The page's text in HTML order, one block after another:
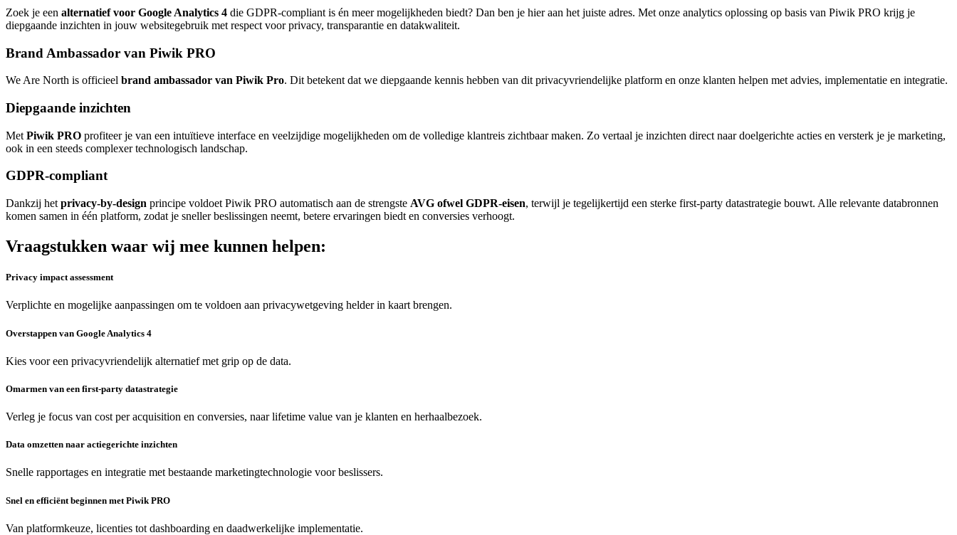
Zoek je een alternatief voor Google Analytics 4 die GDPR-compliant is én meer mogelijkheden biedt? Dan ben je hier aan het juiste adres. Met onze analytics oplossing op basis van Piwik PRO krijg je
diepgaande inzichten in jouw websitegebruik met respect voor privacy, transparantie en datakwaliteit.
Brand Ambassador van Piwik PRO
We Are North is officieel brand ambassador van Piwik Pro. Dit betekent dat we diepgaande kennis hebben van dit privacyvriendelijke platform en onze klanten helpen met advies, implementatie en integratie.
Diepgaande inzichten
Met Piwik PRO profiteer je van een intuïtieve interface en veelzijdige mogelijkheden om de volledige klantreis zichtbaar maken. Zo vertaal je inzichten direct naar doelgerichte acties en versterk je je marketing,
ook in een steeds complexer technologisch landschap.
GDPR-compliant
Dankzij het privacy-by-design principe voldoet Piwik PRO automatisch aan de strengste AVG ofwel GDPR-eisen, terwijl je tegelijkertijd een sterke first-party datastrategie bouwt. Alle relevante databronnen
komen samen in één platform, zodat je sneller beslissingen neemt, betere ervaringen biedt en conversies verhoogt.
Vraagstukken waar wij mee kunnen helpen:
Privacy impact assessment
Verplichte en mogelijke aanpassingen om te voldoen aan privacywetgeving helder in kaart brengen.
Overstappen van Google Analytics 4
Kies voor een privacyvriendelijk alternatief met grip op de data.
Omarmen van een first-party datastrategie
Verleg je focus van cost per acquisition en conversies, naar lifetime value van je klanten en herhaalbezoek.
Data omzetten naar actiegerichte inzichten
Snelle rapportages en integratie met bestaande marketingtechnologie voor beslissers.
Snel en efficiënt beginnen met Piwik PRO
Van platformkeuze, licenties tot dashboarding en daadwerkelijke implementatie.